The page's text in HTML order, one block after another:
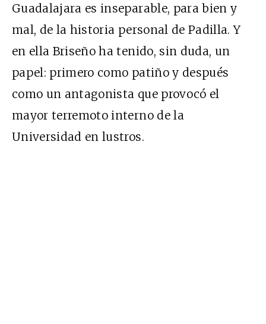
Guadalajara es inseparable, para bien y
mal, de la historia personal de Padilla. Y
en ella Briseño ha tenido, sin duda, un
papel: primero como patiño y después
como un antagonista que provocó el
mayor terremoto interno de la
Universidad en lustros.